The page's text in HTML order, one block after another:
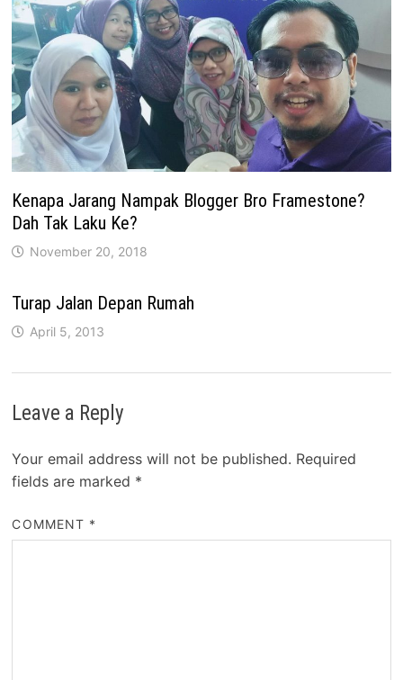
Kenapa Jarang Nampak Blogger Bro Framestone?
Dah Tak Laku Ke?
November 20, 2018
Turap Jalan Depan Rumah
April 5, 2013
Leave a Reply
Your email address will not be published. Required
fields are marked *
COMMENT *